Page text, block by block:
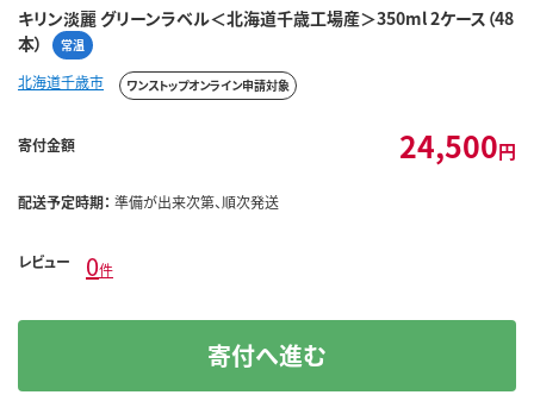
キリン淡麗 グリーンラベル＜北海道千歳工場産＞350ml 2ケース（48
本）
常温
北海道千歳市 ワンストップオンライン申請対象
寄付金額 24,500円
配送予定時期： 準備が出来次第、順次発送
レビュー 0件
寄付へ進む